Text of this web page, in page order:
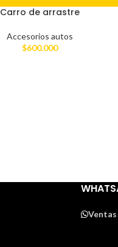
Carro de arrastre
Accesorios autos
$600.000
Ventas